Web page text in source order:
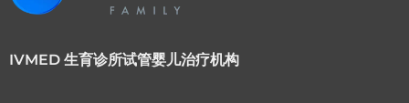
IVMED 生育诊所试管婴儿治疗机构